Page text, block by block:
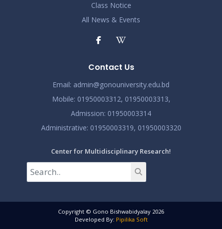
Class Notice
All News & Events
Contact Us
Email: admin@gonouniversity.edu.bd
Mobile: 01950003312, 01950003313,
Admission: 01950003314
Administrative: 01950003319, 01950003320
Center for Multidisciplinary Research!
Copyright © Gono Bishwabidyalay 2026
Developed By: Pipilika Soft